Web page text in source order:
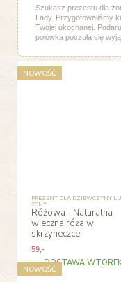
Szukasz prezentu dla
Lady. Przygotowaliśmy
Twojej ukochanej.
połówka poczuła się
PREZENT DLA DZIEWCZYNY
ŻONY
Różowa - Naturalna
wieczna róża w
skrzyneczce
59,-
DOSTAWA
NOWOŚĆ
NOWOŚĆ